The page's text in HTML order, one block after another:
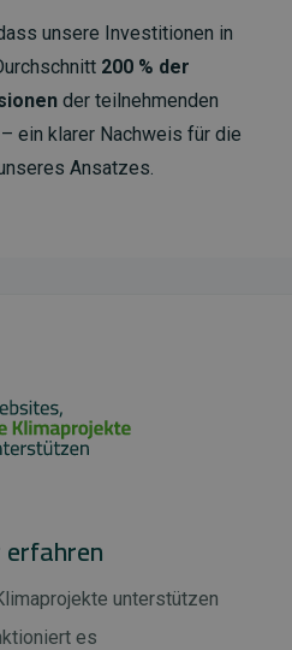
unsere Investitionen in
200 % der
der teilnehmenden
ein klarer Nachweis für die
Ansatzes.
unterstützen
es